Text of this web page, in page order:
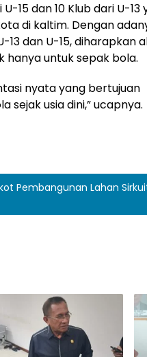
15 dan 10 Klub dari U-13
di kaltim. Dengan
dan U-15, diharapkan
untuk sepak bola.
nyata yang bertujuan
sejak usia dini,” ucapnya.
Pembangunan Lahan